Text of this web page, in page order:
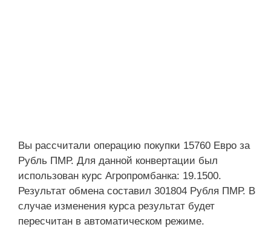
Вы рассчитали операцию покупки 15760 Евро за
Рубль ПМР. Для данной конвертации был
использован курс Агропромбанка: 19.1500.
Результат обмена составил 301804 Рубля ПМР. В
случае изменения курса результат будет
пересчитан в автоматическом режиме.